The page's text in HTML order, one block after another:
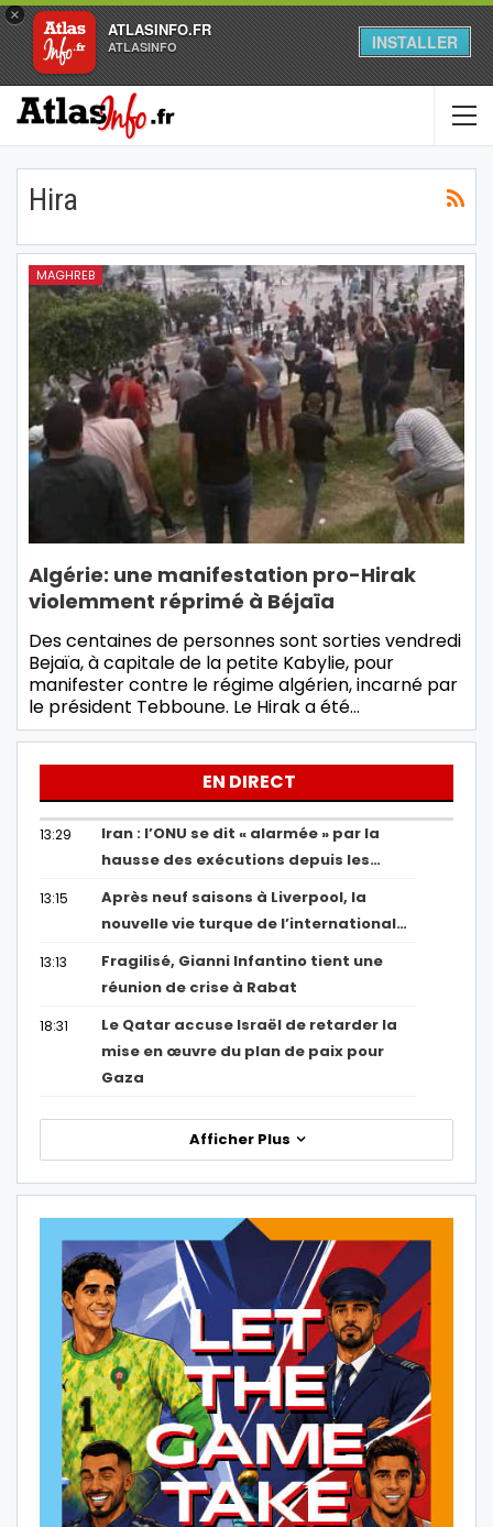
×
ATLASINFO.FR
ATLASINFO INSTALLER
Hira
MAGHREB
Algérie: une manifestation pro-Hirak
violemment réprimé à Béjaïa
Des centaines de personnes sont sorties vendredi
Bejaïa, à capitale de la petite Kabylie, pour
manifester contre le régime algérien, incarné par
le président Tebboune. Le Hirak a été…
EN DIRECT
13:29
Iran : l’ONU se dit « alarmée » par la
hausse des exécutions depuis les…
13:15
Après neuf saisons à Liverpool, la
nouvelle vie turque de l’international…
13:13
Fragilisé, Gianni Infantino tient une
réunion de crise à Rabat
18:31
Le Qatar accuse Israël de retarder la
mise en œuvre du plan de paix pour
Gaza
Afficher Plus